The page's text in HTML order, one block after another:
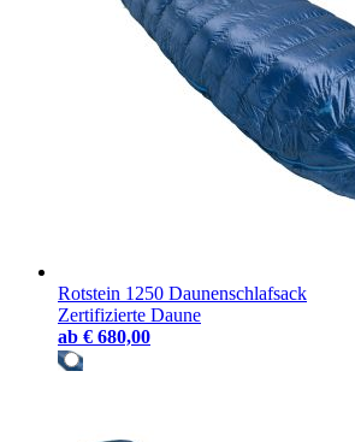
Rotstein 1250 Daunenschlafsack
Zertifizierte Daune
ab € 680,00